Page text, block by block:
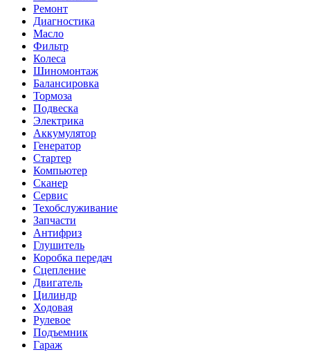
Ремонт
Диагностика
Масло
Фильтр
Колеса
Шиномонтаж
Балансировка
Тормоза
Подвеска
Электрика
Аккумулятор
Генератор
Стартер
Компьютер
Сканер
Сервис
Техобслуживание
Запчасти
Антифриз
Глушитель
Коробка передач
Сцепление
Двигатель
Цилиндр
Ходовая
Рулевое
Подъемник
Гараж